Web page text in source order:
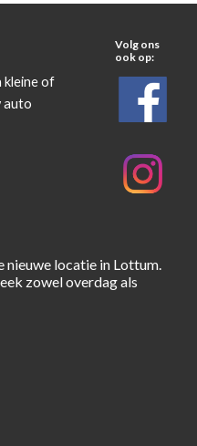
kleine of
auto
Volg ons
ook op:
nieuwe locatie in Lottum.
zowel overdag als